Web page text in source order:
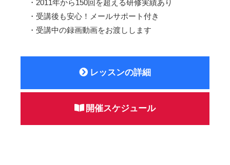
・2011年から150回を超える研修実績あり
・受講後も安心！メールサポート付き
・受講中の録画動画をお渡しします
レッスンの詳細
開催スケジュール